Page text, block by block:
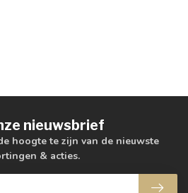
nieuwsbrief
hoogte te zijn van de nieuwste
& acties.